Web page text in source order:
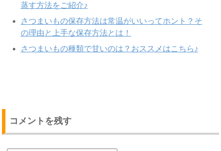
蒸す方法をご紹介♪
さつまいもの保存方法は常温がいいってホント？そ
の理由と上手な保存方法とは！
さつまいもの種類で甘いのは？おススメはこちら♪
コメントを残す